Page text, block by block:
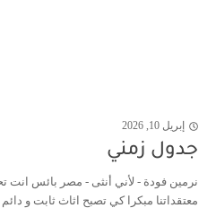
إبريل 10, 2026
جدول زمني
نرمين فودة - لأني أنثى - مصر بائس انت
معتقداتنا مبكرا كي تصبح اثاث ثابت و